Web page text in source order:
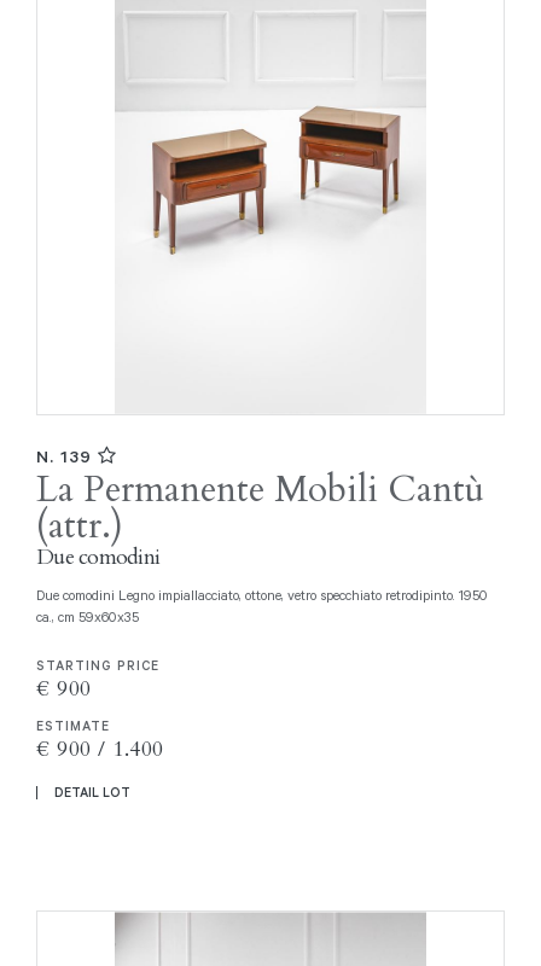
N. 139
La Permanente Mobili Cantù
(attr.)
Due comodini
Due comodini Legno impiallacciato, ottone, vetro specchiato retrodipinto. 1950
ca., cm 59x60x35
STARTING PRICE
€ 900
ESTIMATE
€ 900 / 1.400
DETAIL LOT